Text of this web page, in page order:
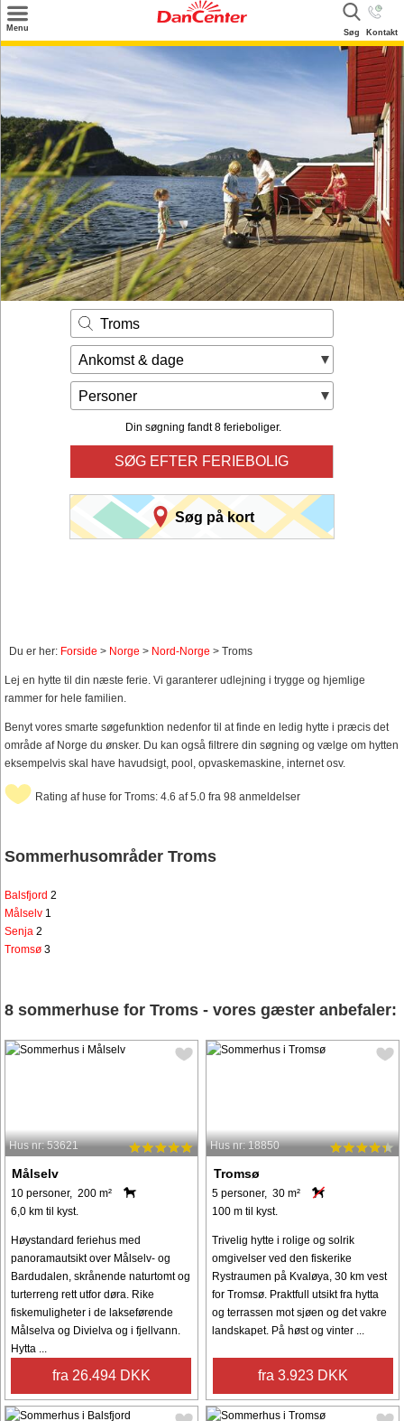
Menu Søg Kontakt
Destinationer
Inspiration
Info
Kontakt
Udlejning af sommerhus
Ejer
Troms
Ankomst & dage
Personer
Din søgning fandt 8 ferieboliger.
SØG EFTER FERIEBOLIG
Søg på kort
Du er her: Forside > Norge > Nord-Norge > Troms
Lej en hytte til din næste ferie. Vi garanterer udlejning i trygge og hjemlige
rammer for hele familien.
Benyt vores smarte søgefunktion nedenfor til at finde en ledig hytte i præcis det
område af Norge du ønsker. Du kan også filtrere din søgning og vælge om hytten
eksempelvis skal have havudsigt, pool, opvaskemaskine, internet osv.
Rating af huse for Troms: 4.6 af 5.0 fra 98 anmeldelser
Sommerhusområder Troms
Balsfjord 2
Målselv 1
Senja 2
Tromsø 3
8 sommerhuse for Troms - vores gæster anbefaler:
Hus nr: 53621
Målselv
10 personer, 200 m²
6,0 km til kyst.
Høystandard feriehus med
panoramautsikt over Målselv- og
Bardudalen, skrånende naturtomt og
turterreng rett utfor døra. Rike
fiskemuligheter i de lakseførende
Målselva og Divielva og i fjellvann.
Hytta ...
fra 26.494 DKK
Hus nr: 18850
Tromsø
5 personer, 30 m²
100 m til kyst.
Trivelig hytte i rolige og solrik
omgivelser ved den fiskerike
Rystraumen på Kvaløya, 30 km vest
for Tromsø. Praktfull utsikt fra hytta
og terrassen mot sjøen og det vakre
landskapet. På høst og vinter ...
fra 3.923 DKK